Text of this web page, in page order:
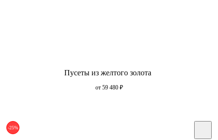
Пусеты из желтого золота
от 59 480 ₽
-25%